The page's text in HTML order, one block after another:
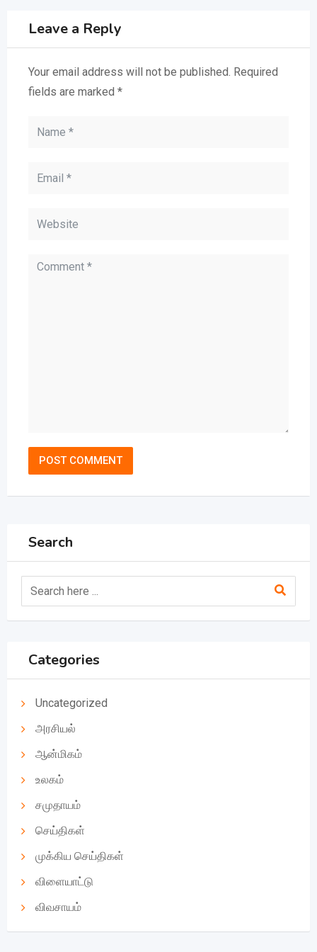
Leave a Reply
Your email address will not be published. Required
fields are marked *
Search
Categories
Uncategorized
அரசியல்
ஆன்மிகம்
உலகம்
சமுதாயம்
செய்திகள்
முக்கிய செய்திகள்
விளையாட்டு
விவசாயம்